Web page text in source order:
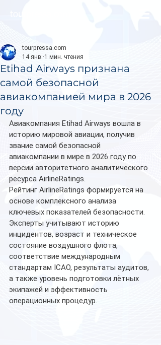
Etihad Airways признана
самой безопасной
авиакомпанией мира в 2026
году
tourpressa.com
14 янв. 1 мин. чтения
Авиакомпания Etihad Airways вошла в
историю мировой авиации, получив
звание самой безопасной
авиакомпании в мире в 2026 году по
версии авторитетного аналитического
ресурса AirlineRatings.
Рейтинг AirlineRatings формируется на
основе комплексного анализа
ключевых показателей безопасности.
Эксперты учитывают историю
инцидентов, возраст и техническое
состояние воздушного флота,
соответствие международным
стандартам ICAO, результаты аудитов,
а также уровень подготовки лётных
экипажей и эффективность
операционных процедур.